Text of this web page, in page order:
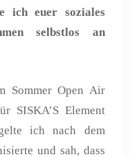
ich euer soziales
selbstlos an
Sommer Open Air
SISKA’S Element
ich nach dem
und sah, dass